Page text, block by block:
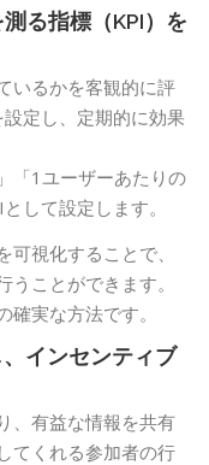
る指標（KPI）を
いるかを客観的に評
定し、定期的に効果
「1ユーザーあたりの
して設定します。
視化することで、
ことができます。
実な方法です。
インセンティブ
、有益な情報を共有
てくれる参加者の行